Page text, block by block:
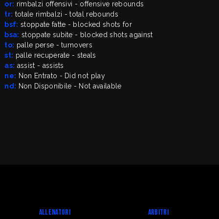
or: rimbalzi offensivi - offensive rebounds
tr: totale rimbalzi - total rebounds
bsf: stoppate fatte - blocked shots for
bsa: stoppate subite - blocked shots against
to: palle perse - turnovers
st: palle recuperate - steals
as: assist - assists
ne: Non Entrato - Did not play
nd: Non Disponibile - Not available
Allenatori
Arbitri